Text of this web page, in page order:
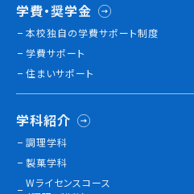
学費・奨学金
本校独⾃の学費サポート制度
学費サポート
住まいサポート
学科紹介
調理学科
製菓学科
Wライセンスコース